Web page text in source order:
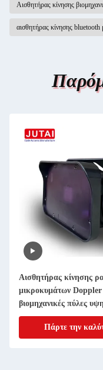
Αισθητήρας κίνησης
αισθητήρας κίνησης
αυτόματο